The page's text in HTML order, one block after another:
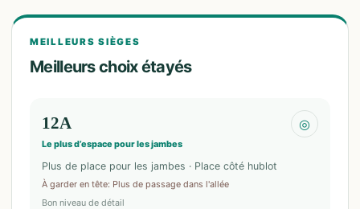
MEILLEURS SIÈGES
Meilleurs choix étayés
12A
Le plus d’espace pour les jambes
◎
Plus de place pour les jambes · Place côté hublot
À garder en tête: Plus de passage dans l'allée
Bon niveau de détail